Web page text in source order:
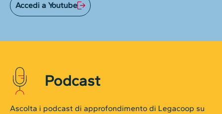
Accedi a Youtube
Podcast
Ascolta i podcast di approfondimento di Legacoop su